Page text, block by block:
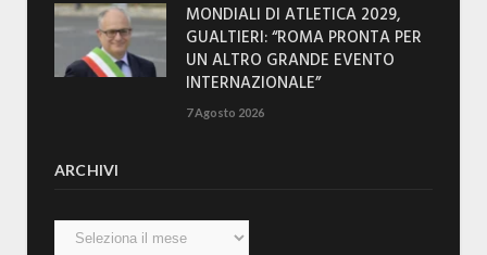
MONDIALI DI ATLETICA 2029,
GUALTIERI: “ROMA PRONTA PER
UN ALTRO GRANDE EVENTO
INTERNAZIONALE”
7 Agosto 2026
ARCHIVI
Archivi